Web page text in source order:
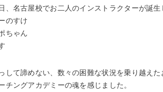
、名古屋校でお二人のインストラクターが誕
のすけ
ちゃん
して諦めない、数々の困難な状況を乗り越えた
チングアカデミーの魂を感じました。